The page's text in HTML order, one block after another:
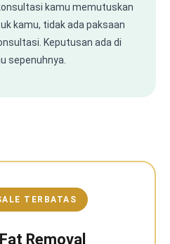
kamu memutuskan
kamu, tidak ada paksaan
Keputusan ada di
sepenuhnya.
TERBATAS
Removal